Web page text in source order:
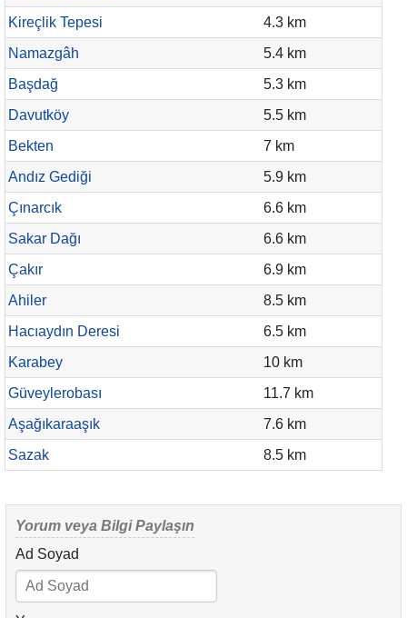
Kireçlik Tepesi
4.3 km
Namazgâh
5.4 km
Başdağ
5.3 km
Davutköy
5.5 km
Bekten
7 km
Andız Gediği
5.9 km
Çınarcık
6.6 km
Sakar Dağı
6.6 km
Çakır
6.9 km
Ahiler
8.5 km
Hacıaydın Deresi
6.5 km
Karabey
10 km
Güveylerobası
11.7 km
Aşağıkaraaşık
7.6 km
Sazak
8.5 km
Yorum veya Bilgi Paylaşın
Ad Soyad